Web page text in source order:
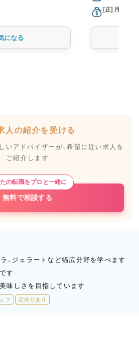
になる
[正] 月給20
人の紹介を受ける
いアドバイザーが、希望に近い求人を
ご紹介します
の転職をプロと一緒に
無料で相談する
、ジェラートなど幅広分野を学べます
す
味しさを目指しています
フ 定休日あり